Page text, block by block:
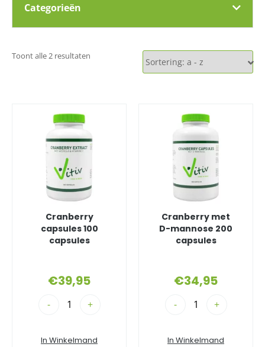
Categorieën
Toont alle 2 resultaten
Cranberry
capsules 100
capsules
€39,95
- +
In Winkelmand
Cranberry met
D-mannose 200
capsules
€34,95
- +
In Winkelmand